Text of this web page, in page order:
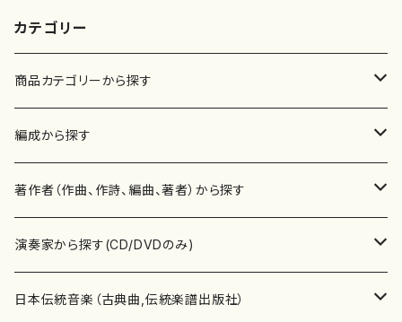
カテゴリー
商品カテゴリーから探す
楽譜
書籍
書籍
テキストブック
CD・DVD
チケット
編成から探す
邦楽器
箏・琴（ソロ）
箏・琴（合奏）
合唱
混声合唱
歌・声
著作者（作曲、作詩、編曲、著者）から探す
あ行
青木省三(アオキ ショウゾウ)
か行
演奏家から探す(CD/DVDのみ)
邦楽（箏、三味線、尺八等）演奏家
日本伝統音楽（古典曲,伝統楽譜出版社）